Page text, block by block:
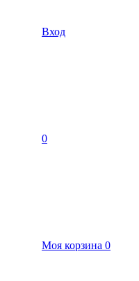
Вход
0
Моя корзина 0